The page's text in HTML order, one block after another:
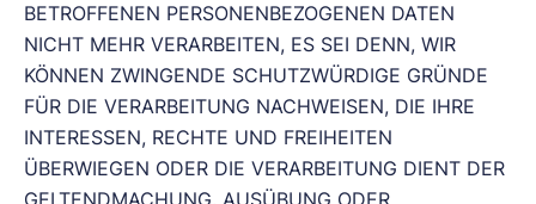
BETROFFENEN PERSONENBEZOGENEN DATEN
NICHT MEHR VERARBEITEN, ES SEI DENN, WIR
KÖNNEN ZWINGENDE SCHUTZWÜRDIGE GRÜNDE
FÜR DIE VERARBEITUNG NACHWEISEN, DIE IHRE
INTERESSEN, RECHTE UND FREIHEITEN
ÜBERWIEGEN ODER DIE VERARBEITUNG DIENT DER
GELTENDMACHUNG, AUSÜBUNG ODER